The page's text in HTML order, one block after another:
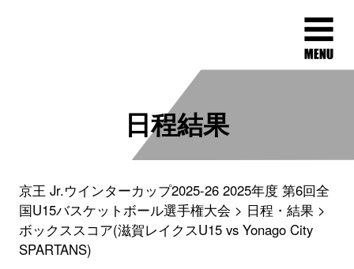
日程結果
京王 Jr.ウインターカップ2025-26 2025年度 第6回全
国U15バスケットボール選手権大会
日程・結果
ボックススコア(滋賀レイクスU15 vs Yonago City
SPARTANS)